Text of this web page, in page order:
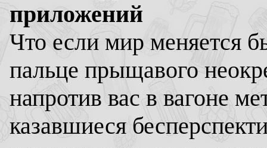
приложений
Что если мир меняется
пальце прыщавого
напротив вас в вагоне
казавшиеся